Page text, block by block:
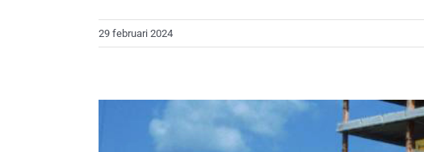
29 februari 2024